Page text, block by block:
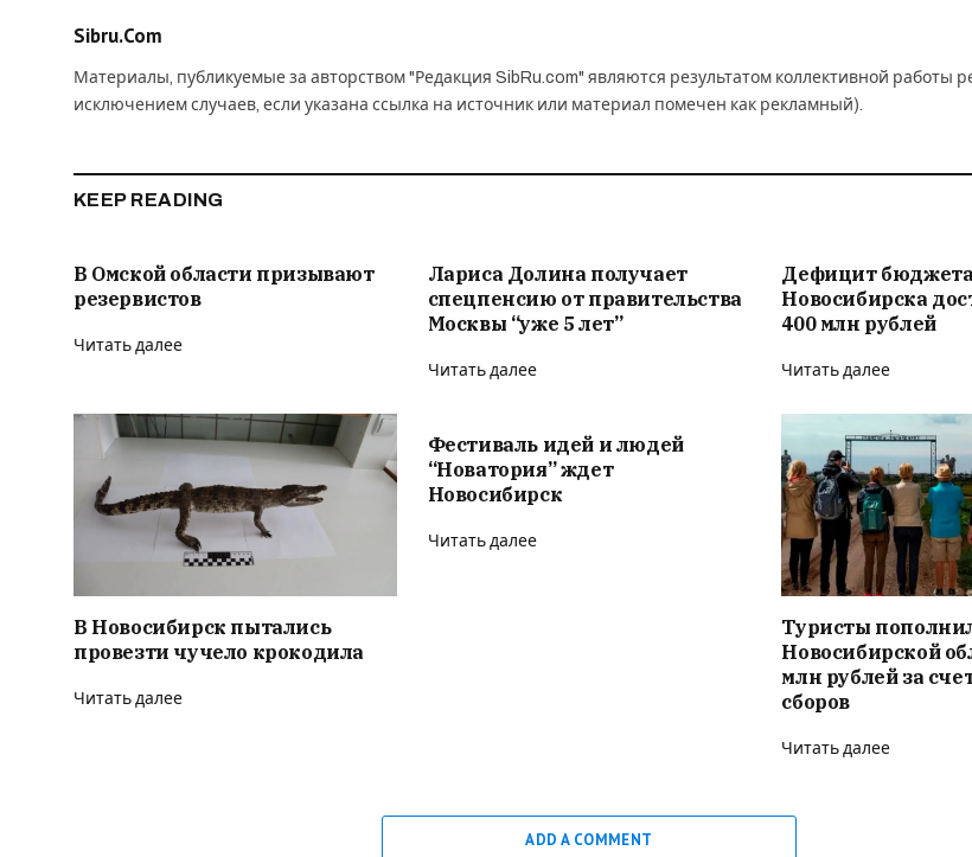
Sibru.Com
Материалы, публикуемые за авторством "Редакция SibRu.com" являются результатом коллективной работы
исключением случаев, если указана ссылка на источник или материал помечен как рекламный).
KEEP READING
В Омской области призывают
резервистов
Читать далее
Лариса Долина получает
спецпенсию от правительства
Москвы “уже 5 лет”
Читать далее
Дефицит бюджета
Новосибирска
400 млн рублей
Читать далее
В Новосибирск пытались
провезти чучело крокодила
Читать далее
Фестиваль идей и людей
“Новатория” ждет
Новосибирск
Читать далее
Туристы
Новосибирской
млн рублей за
сборов
Читать далее
ADD A COMMENT